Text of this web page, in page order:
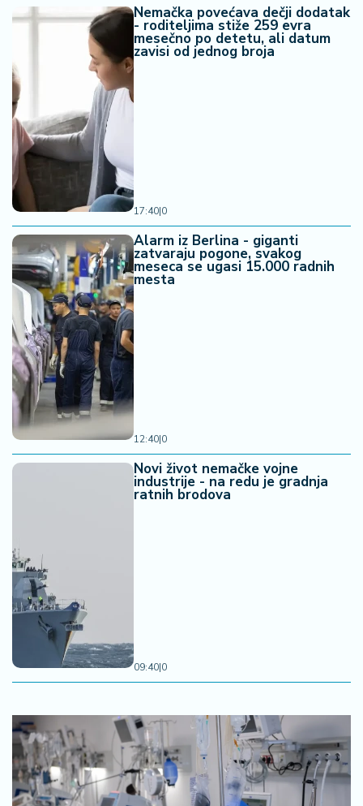
Nemačka povećava dečji dodatak
- roditeljima stiže 259 evra
mesečno po detetu, ali datum
zavisi od jednog broja
17:40|0
Alarm iz Berlina - giganti
zatvaraju pogone, svakog
meseca se ugasi 15.000 radnih
mesta
12:40|0
Novi život nemačke vojne
industrije - na redu je gradnja
ratnih brodova
09:40|0